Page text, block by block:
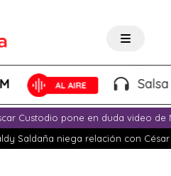
Salsa de
Custodio pone en duda video de
Saldaña niega relación con